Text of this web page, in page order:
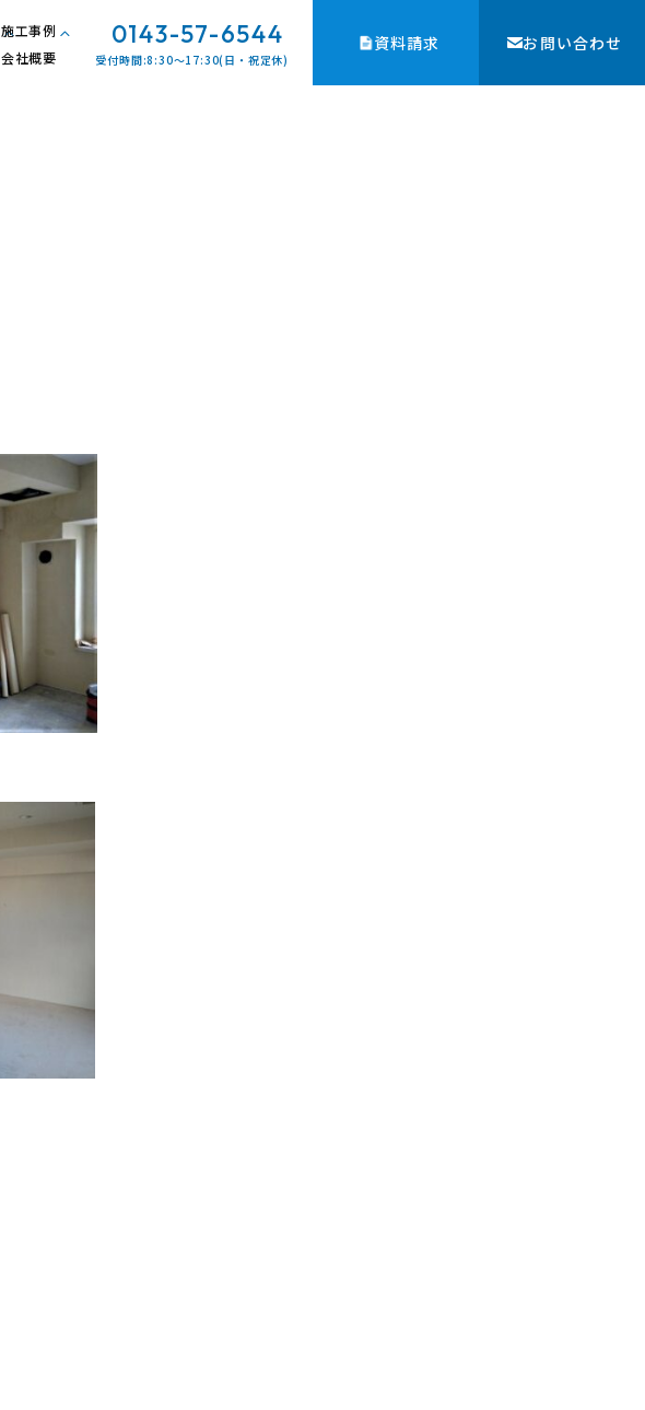
施工事例
会社概要
0143-57-6544
受付時間:8:30〜17:30(日・祝定休)
資料請求 お問い合わせ